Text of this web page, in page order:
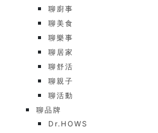
聊廚事
聊美食
聊樂事
聊居家
聊舒活
聊親子
聊活動
聊品牌
Dr.HOWS